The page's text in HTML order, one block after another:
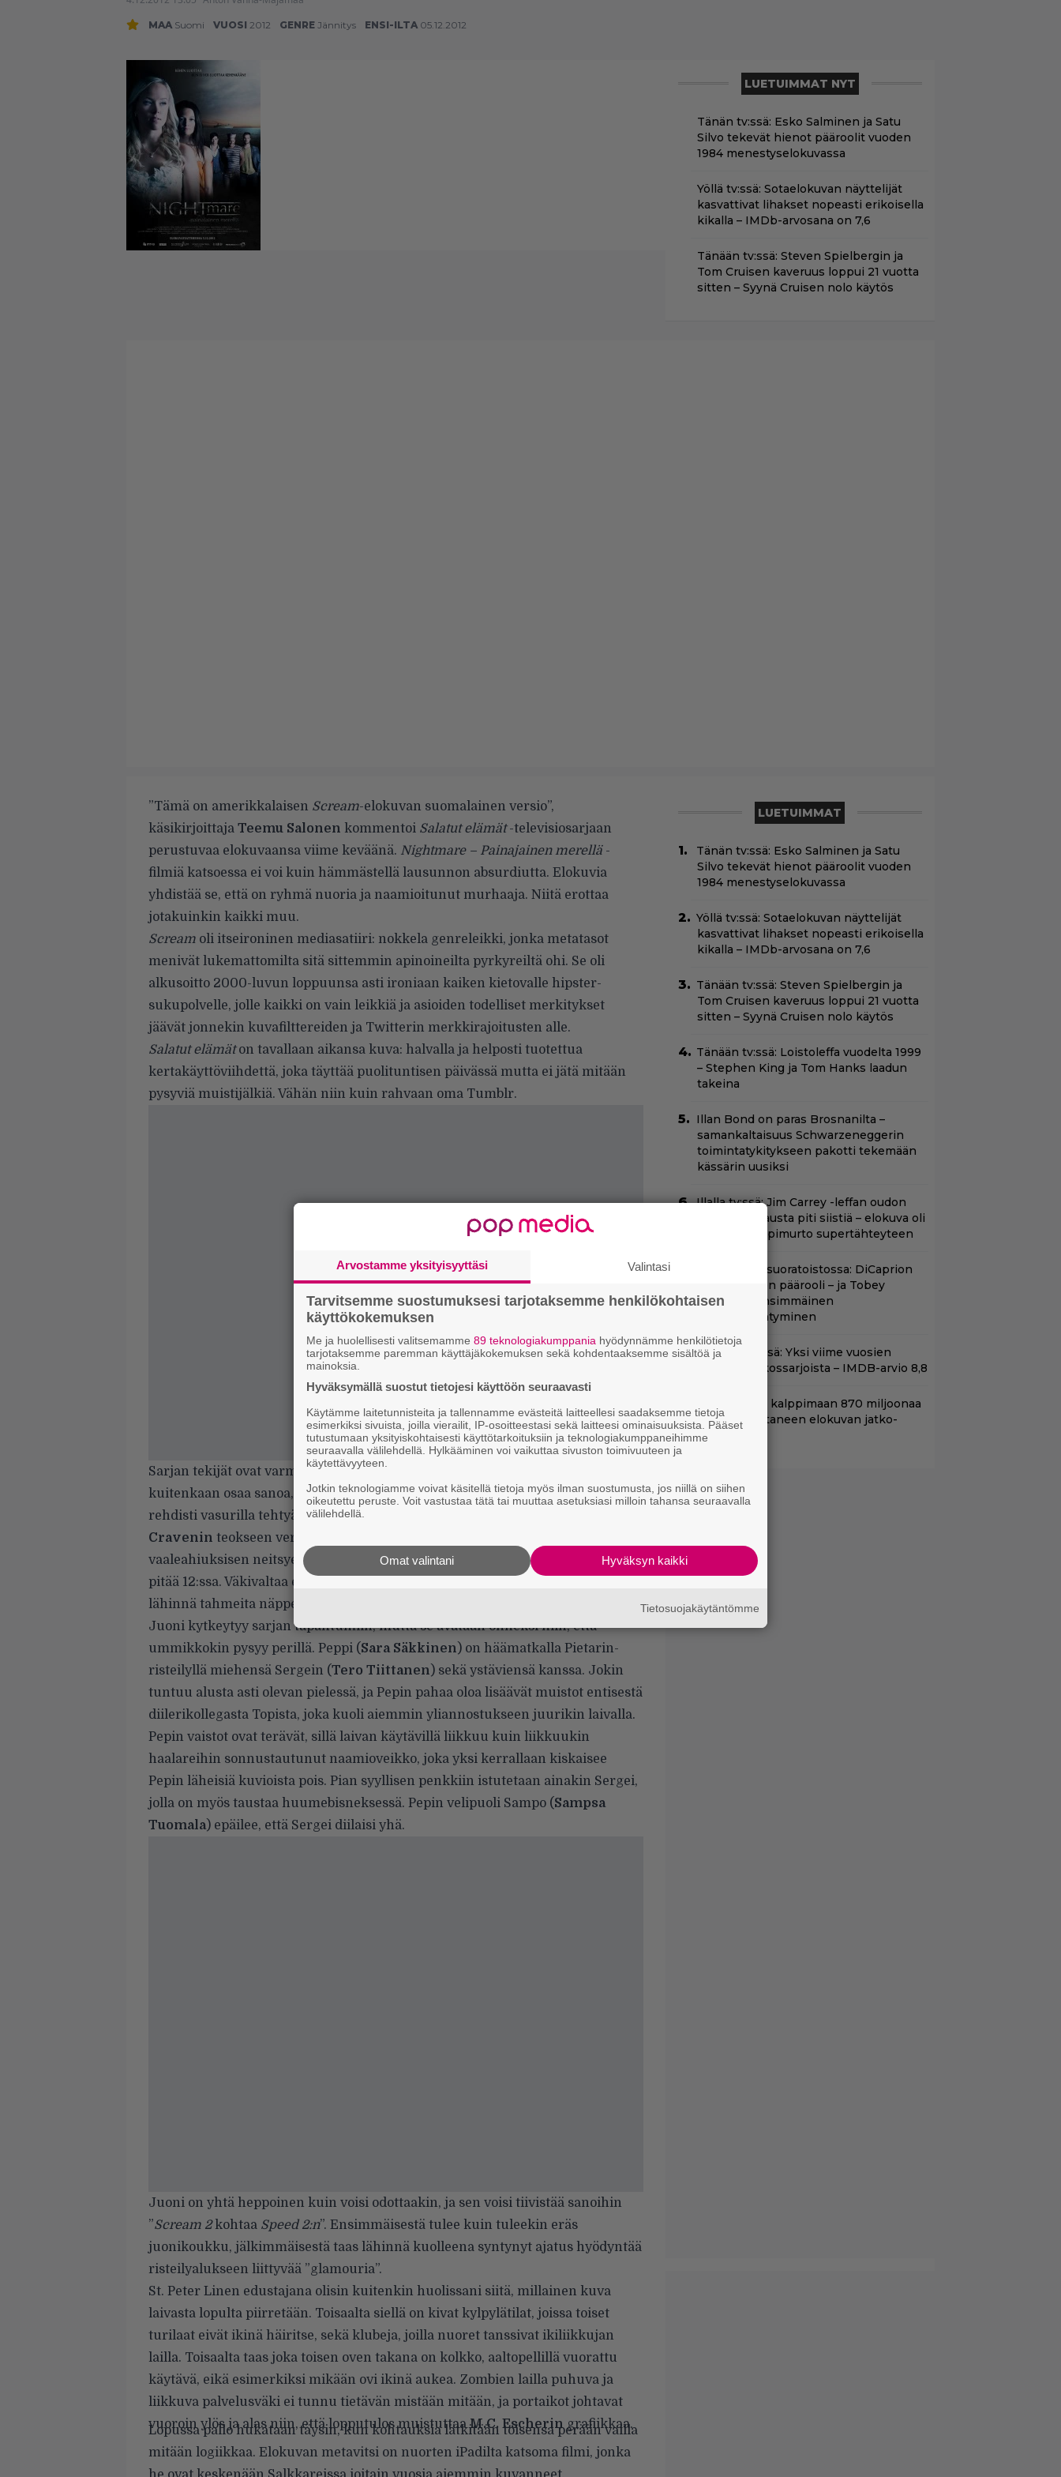
MAA Suomi VUOSI 2012 GENRE Jännitys ENSI-ILTA05.12.2012
LUETUIMMAT NYT
Tänän tv:ssä: Esko Salminen ja Satu
Silvo tekevät hienot pääroolit vuoden
1984 menestyselokuvassa
Yöllä tv:ssä: Sotaelokuvan näyttelijät
kasvattivat lihakset nopeasti erikoisella
kikalla – IMDb-arvosana on 7,6
Tänään tv:ssä: Steven Spielbergin ja
Tom Cruisen kaveruus loppui 21 vuotta
sitten – Syynä Cruisen nolo käytös
”Tämä on amerikkalaisen Scream-elokuvan suomalainen versio”,
käsikirjoittaja Teemu Salonen kommentoi Salatut elämät-televisiosarjaan
perustuvaa elokuvaansa viime keväänä. Nightmare – Painajainen merellä -
filmiä katsoessa ei voi kuin hämmästellä lausunnon absurdiutta. Elokuvia
yhdistää se, että on ryhmä nuoria ja naamioitunut murhaaja. Niitä erottaa
jotakuinkin kaikki muu.
Scream oli itseironinen mediasatiiri: nokkela genreleikki, jonka metatasot
menivät lukemattomilta sitä sittemmin apinoineilta pyrkyreiltä ohi. Se oli
alkusoitto 2000-luvun loppuunsa asti ironiaan kaiken kietovalle hipster-
sukupolvelle, jolle kaikki on vain leikkiä ja asioiden todelliset merkitykset
jäävät jonnekin kuvafilttereiden ja Twitterin merkkirajoitusten alle.
Salatut elämäton tavallaan aikansa kuva: halvalla ja helposti tuotettua
kertakäyttöviihdettä, joka täyttää puolituntisen päivässä mutta ei jätä mitään
pysyviä muistijälkiä. Vähän niin kuin rahvaan oma Tumblr.
Sarjan tekijät ovat varmasti tietoisia siitä, minkälaista kuraa he tuottavat. En
kuitenkaan osaa sanoa, onko elokuva-adaptaatio metatason vitsi vai ihan vaan
rehdisti vasurilla tehtyä saippuaroskaa. Joka tapauksessa sen terä on
Cravenin teokseen verrattuna niin tylsä, ettei sillä voi kuin kutitella sen
vaaleahiuksisen neitsyen kaulaa. Lisäksi ote on pehmeä, sillä ikäraja täytyy
pitää 12:ssa. Väkivaltaa ei ole nimeksikään, ja etukäteen mainostettu seksi on
lähinnä tahmeita näppejä valkoiseen vuoratuilla vyötäisillä.
Juoni kytkeytyy sarjan tapahtumiin, mutta se avataan onneksi niin, että
ummikkokin pysyy perillä. Peppi (Sara Säkkinen) on häämatkalla Pietarin-
risteilyllä miehensä Sergein (Tero Tiittanen) sekä ystäviensä kanssa. Jokin
tuntuu alusta asti olevan pielessä, ja Pepin pahaa oloa lisäävät muistot entisestä
diilerikollegasta Topista, joka kuoli aiemmin yliannostukseen juurikin laivalla.
Pepin vaistot ovat terävät, sillä laivan käytävillä liikkuu kuin liikkuukin
haalareihin sonnustautunut naamioveikko, joka yksi kerrallaan kiskaisee
Pepin läheisiä kuvioista pois. Pian syyllisen penkkiin istutetaan ainakin Sergei,
jolla on myös taustaa huumebisneksessä. Pepin velipuoli Sampo (Sampsa
Tuomala) epäilee, että Sergei diilaisi yhä.
Juoni on yhtä heppoinen kuin voisi odottaakin, ja sen voisi tiivistää sanoihin
”Scream 2kohtaa Speed 2:n”. Ensimmäisestä tulee kuin tuleekin eräs
juonikoukku, jälkimmäisestä taas lähinnä kuolleena syntynyt ajatus hyödyntää
risteilyalukseen liittyvää ”glamouria”.
St. Peter Linen edustajana olisin kuitenkin huolissani siitä, millainen kuva
laivasta lopulta piirretään. Toisaalta siellä on kivat kylpylätilat, joissa toiset
turilaat eivät ikinä häiritse, sekä klubeja, joilla nuoret tanssivat ikiliikkujan
lailla. Toisaalta taas joka toisen oven takana on kolkko, aaltopellillä vuorattu
käytävä, eikä esimerkiksi mikään ovi ikinä aukea. Zombien lailla puhuva ja
liikkuva palvelusväki ei tunnu tietävän mistään mitään, ja portaikot johtavat
vuoroin ylös ja alas niin, että lopputulos muistuttaaM.C. Escherin grafiikkaa.
Lopussa pallo hukataan täysin, kun kohtauksia lätkitään toisensa perään vailla
mitään logiikkaa. Elokuvan metavitsi on nuorten iPadilta katsoma filmi, jonka
LUETUIMMAT
Tänän tv:ssä: Esko Salminen ja Satu
Silvo tekevät hienot pääroolit vuoden
1984 menestyselokuvassa
Yöllä tv:ssä: Sotaelokuvan näyttelijät
kasvattivat lihakset nopeasti erikoisella
kikalla – IMDb-arvosana on 7,6
Tänään tv:ssä: Steven Spielbergin ja
Tom Cruisen kaveruus loppui 21 vuotta
sitten – Syynä Cruisen nolo käytös
Tänään tv:ssä: Loistoleffa vuodelta 1999
– Stephen King ja Tom Hanks laadun
takeina
Illan Bond on paras Brosnanilta –
samankaltaisuus Schwarzeneggerin
toimintatykitykseen pakotti tekemään
kässärin uusiksi
Illalla tv:ssä: Jim Carrey -leffan oudon
raakaa kohtausta piti siistiä – elokuva oli
koomikon läpimurto supertähteyteen
Huippuleffa suoratoistossa: DiCaprion
ensimmäinen päärooli – ja Tobey
Maguiren ensimmäinen
elokuvaesiintyminen
Nyt Netflixissä: Yksi viime vuosien
parhaista rikossarjoista – IMDB-arvio 8,8
Ohjaaja lähti kalppimaan 870 miljoonaa
dollaria tuottaneen elokuvan jatko-
osasta
Arvostamme yksityisyyttäsi Valintasi
Tarvitsemme suostumuksesi tarjotaksemme henkilökohtaisen
käyttökokemuksen
Me ja huolellisesti valitsemamme 89 teknologiakumppania hyödynnämme henkilötietoja
tarjotaksemme paremman käyttäjäkokemuksen sekä kohdentaaksemme sisältöä ja
mainoksia.
Hyväksymällä suostut tietojesi käyttöön seuraavasti
Käytämme laitetunnisteita ja tallennamme evästeitä laitteellesi saadaksemme tietoja
esimerkiksi sivuista, joilla vierailit, IP-osoitteestasi sekä laitteesi ominaisuuksista. Pääset
tutustumaan yksityiskohtaisesti käyttötarkoituksiin ja teknologiakumppaneihimme
seuraavalla välilehdellä. Hylkääminen voi vaikuttaa sivuston toimivuuteen ja
käytettävyyteen.
Jotkin teknologiamme voivat käsitellä tietoja myös ilman suostumusta, jos niillä on siihen
oikeutettu peruste. Voit vastustaa tätä tai muuttaa asetuksiasi milloin tahansa seuraavalla
välilehdellä.
Hyväksyn kaikki
Omat valintani
Tietosuojakäytäntömme